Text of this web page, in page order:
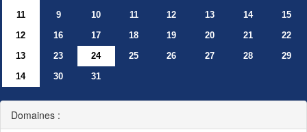
11
9 10 11 12 13 14
15
12
16 17 18 19 20 21
22
13
23 24 25 26 27 28
29
14
30 31
Domaines :